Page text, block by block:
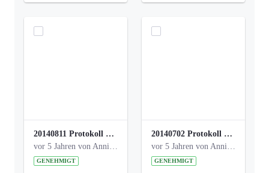
20140811 Protokoll Park am Gesundheitsamt 02.pdf
vor 5 Jahren von Anni Schlumberger
GENEHMIGT
20140702 Protokoll Park am Gesundheitsam 01.pdf
vor 5 Jahren von Anni Schlumberger
GENEHMIGT